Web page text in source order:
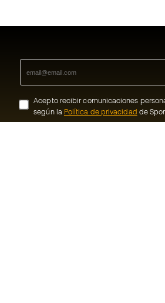
Acepto recibir comunicaciones
según la Política de privacidad de